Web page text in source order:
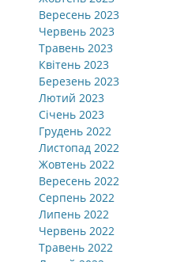
Вересень 2023
Червень 2023
Травень 2023
Квітень 2023
Березень 2023
Лютий 2023
Січень 2023
Грудень 2022
Листопад 2022
Жовтень 2022
Вересень 2022
Серпень 2022
Липень 2022
Червень 2022
Травень 2022